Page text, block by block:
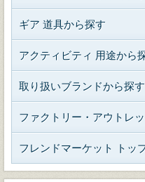
ギア 道具から探す
アクティビティ 用途から
取り扱いブランドから探す
ファクトリー・アウトレ
フレンドマーケット トッ